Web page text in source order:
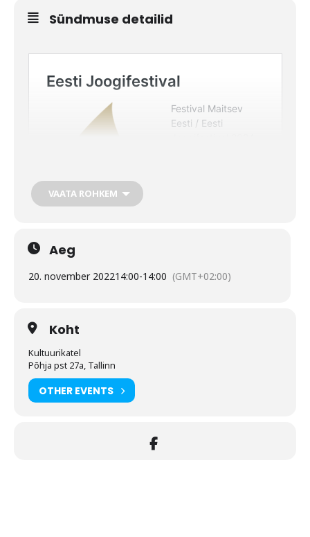
Sündmuse detailid
VAATA ROHKEM
Aeg
20. november 202214:00-14:00 (GMT+02:00)
Koht
Kultuurikatel
Põhja pst 27a, Tallinn
OTHER EVENTS